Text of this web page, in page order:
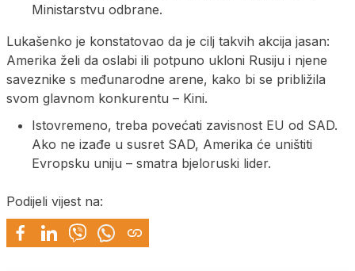
Ministarstvu odbrane.
Lukašenko je konstatovao da je cilj takvih akcija jasan:
Amerika želi da oslabi ili potpuno ukloni Rusiju i njene
saveznike s međunarodne arene, kako bi se približila
svom glavnom konkurentu – Kini.
Istovremeno, treba povećati zavisnost EU od SAD.
Ako ne izađe u susret SAD, Amerika će uništiti
Evropsku uniju – smatra bjeloruski lider.
Podijeli vijest na: